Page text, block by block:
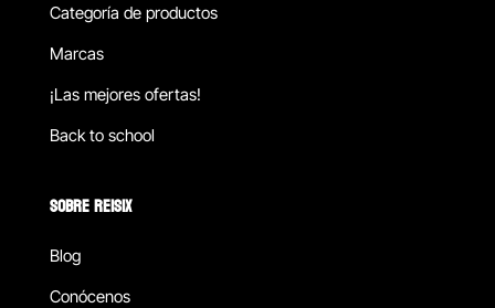
Categoría de productos
Marcas
¡Las mejores ofertas!
Back to school
SOBRE REISIX
Blog
Conócenos